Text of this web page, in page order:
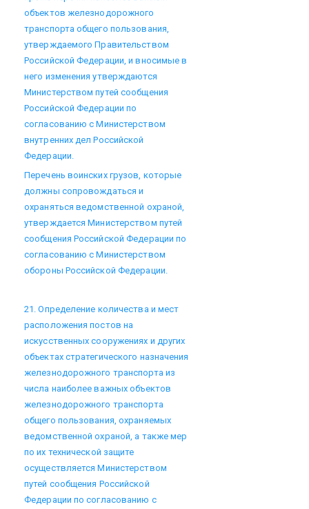
объектов железнодорожного
транспорта общего пользования,
утверждаемого Правительством
Российской Федерации, и вносимые в
него изменения утверждаются
Министерством путей сообщения
Российской Федерации по
согласованию с Министерством
внутренних дел Российской
Федерации.
Перечень воинских грузов, которые
должны сопровождаться и
охраняться ведомственной охраной,
утверждается Министерством путей
сообщения Российской Федерации по
согласованию с Министерством
обороны Российской Федерации.
21. Определение количества и мест
расположения постов на
искусственных сооружениях и других
объектах стратегического назначения
железнодорожного транспорта из
числа наиболее важных объектов
железнодорожного транспорта
общего пользования, охраняемых
ведомственной охраной, а также мер
по их технической защите
осуществляется Министерством
путей сообщения Российской
Федерации по согласованию с